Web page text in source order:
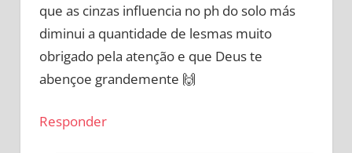
que as cinzas influencia no ph do solo más
diminui a quantidade de lesmas muito
obrigado pela atenção e que Deus te
abençoe grandemente 🙌
Responder